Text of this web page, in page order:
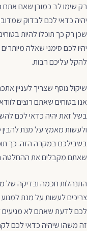
רק שימו לב כמובן שאם אתם
יהיה כדאי לכם לבדוק
שכן רק כך תוכלו להיות
יהיו לכם סימני שאלה
להקל עליכם רבות.
שיקול נוסף שצריך לעניין
אנו בטוחים שאתם רוצים
בשל זאת יהיה כדאי לכם
ולעשות מאמץ על מנת להבין
בשבילכם במקרה הזה. כך
שאתם מקבלים את ההחלטה
התנהלות חכמה ובדיקה של
צריכים לעשות על מנת
לכם לדעת שאתם לא
זה משהו שיהיה כדאי לכם